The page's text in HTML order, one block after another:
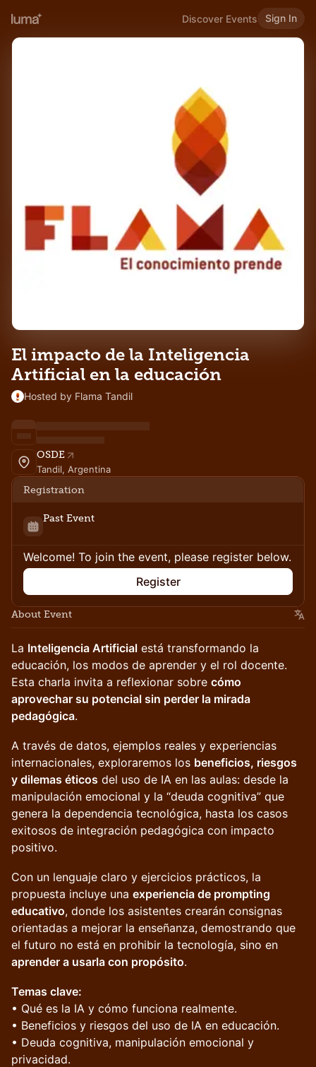
Discover Events Sign In
El impacto de la Inteligencia
Artificial en la educación
Hosted by Flama Tandil
OSDE
Tandil, Argentina
Registration
Past Event
Welcome! To join the event, please register below.
Register
About Event
La Inteligencia Artificial está transformando la
educación, los modos de aprender y el rol docente.
Esta charla invita a reflexionar sobre cómo
aprovechar su potencial sin perder la mirada
pedagógica.
A través de datos, ejemplos reales y experiencias
internacionales, exploraremos los beneficios, riesgos
y dilemas éticos del uso de IA en las aulas: desde la
manipulación emocional y la “deuda cognitiva” que
genera la dependencia tecnológica, hasta los casos
exitosos de integración pedagógica con impacto
positivo.
Con un lenguaje claro y ejercicios prácticos, la
propuesta incluye una experiencia de prompting
educativo, donde los asistentes crearán consignas
orientadas a mejorar la enseñanza, demostrando que
el futuro no está en prohibir la tecnología, sino en
aprender a usarla con propósito.
Temas clave:
• Qué es la IA y cómo funciona realmente.
• Beneficios y riesgos del uso de IA en educación.
• Deuda cognitiva, manipulación emocional y
privacidad.